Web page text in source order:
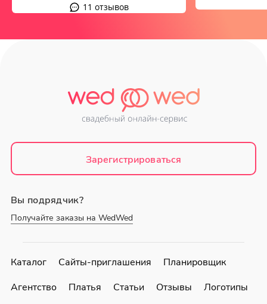
11 отзывов
Зарегистрироваться
Вы подрядчик?
Получайте заказы на WedWed
Каталог Сайты-приглашения
Планировщик
Агентство
Платья Статьи Отзывы
Логотипы